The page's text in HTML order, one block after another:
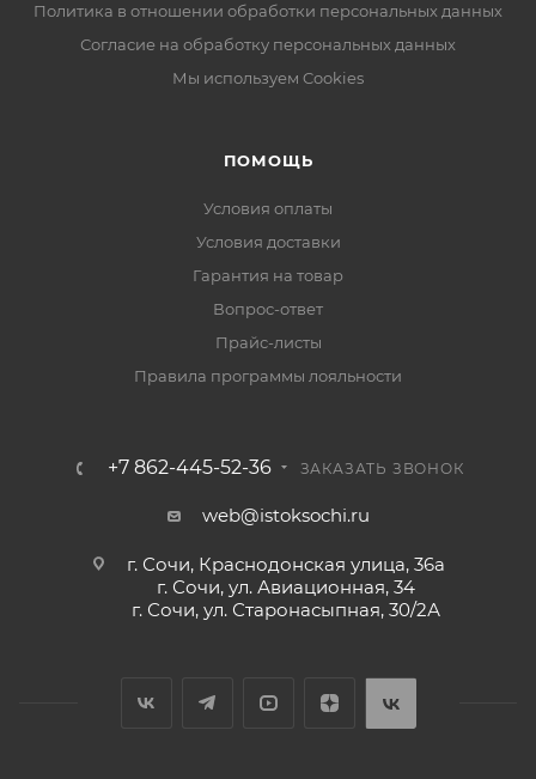
Политика в отношении обработки персональных данных
Согласие на обработку персональных данных
Мы используем Cookies
ПОМОЩЬ
Условия оплаты
Условия доставки
Гарантия на товар
Вопрос-ответ
Прайс-листы
Правила программы лояльности
+7 862-445-52-36 ЗАКАЗАТЬ ЗВОНОК
web@istoksochi.ru
г. Сочи, Краснодонская улица, 36а
г. Сочи, ул. Авиационная, 34
г. Сочи, ул. Старонасыпная, 30/2А